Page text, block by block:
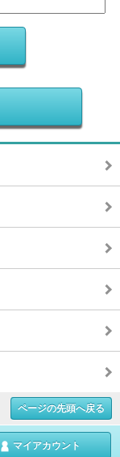
ページの先頭へ戻る
マイアカウント